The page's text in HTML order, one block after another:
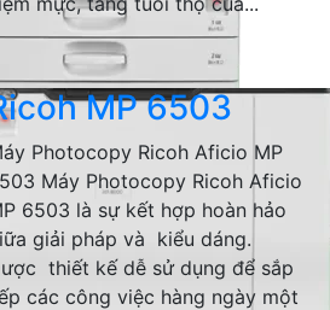
MP 6503
Photocopy Ricoh Aficio MP
Máy Photocopy Ricoh Aficio
6503 là sự kết hợp hoàn hảo
giải pháp và kiểu dáng.
thiết kế dễ sử dụng để sắp
các công việc hàng ngày một